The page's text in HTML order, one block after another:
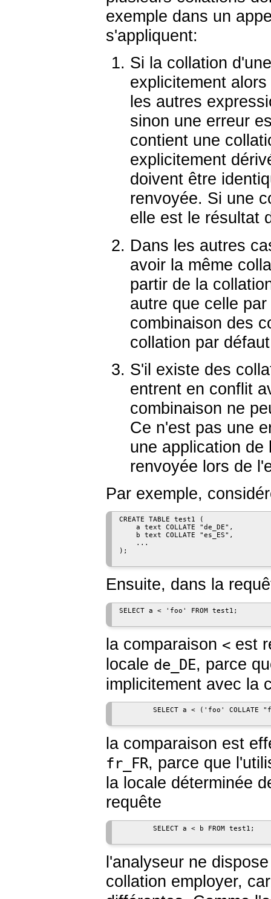
exemple dans un
s'appliquent:
Si la collation
explicitement
les autres
sinon une erreur
contient une
explicitement
doivent être
renvoyée. Si une
elle est le résultat
Dans les autres
avoir la même
partir de la
autre que celle
combinaison des
collation par
S'il existe des
entrent en conflit
combinaison ne
Ce n'est pas une
une application
renvoyée lors de
Par exemple,
CREATE TABLE test1 (
    a text COLLATE "de_DE",
    b text COLLATE "es_ES",
    ...
);
Ensuite, dans la
SELECT a < 'foo' FROM test1;
la comparaison < est
locale de_DE, parce
implicitement avec la
SELECT a < ('foo' COLLATE
la comparaison est
fr_FR, parce que
la locale déterminée
requête
        SELECT a < b FROM test1;
l'analyseur ne
collation employer,